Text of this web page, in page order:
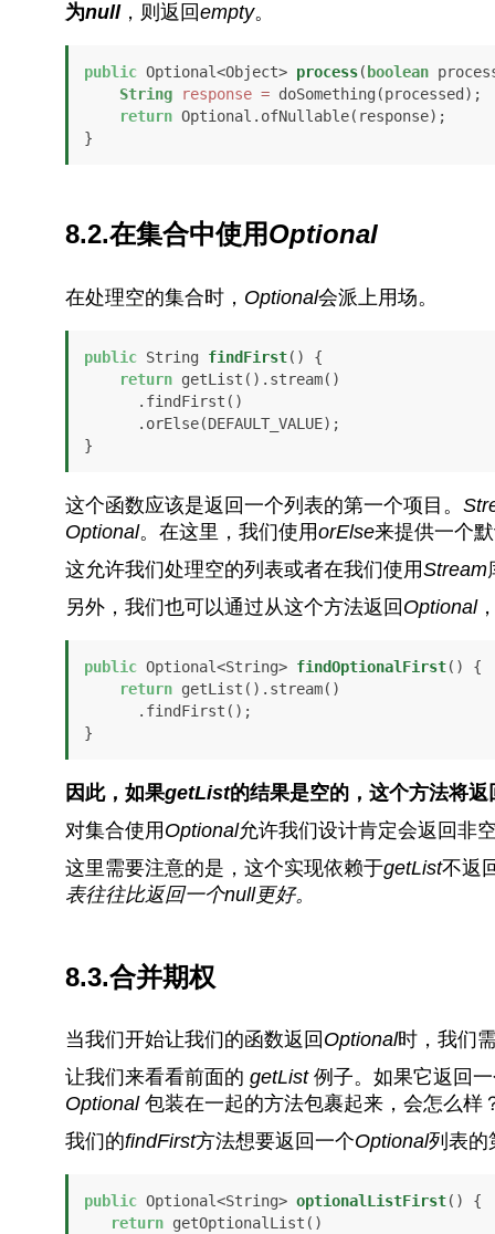
为null，则返回empty。
public Optional<Object> process( boolean
String
response = doSomething(processed);
return Optional.ofNullable(response);
}
8.2.在集合中使用Optional
在处理空的集合时， Optional会派上用场。
public String findFirst()
{
return getList().stream()
}
这个函数应该是返回一个列表的第一个项目。
Optional。在这里，我们使用orElse来提供一个
这允许我们处理空的列表或者在我们使用Stream
另外，我们也可以通过从这个方法返回 Optional
public Optional<String> findOptionalFirst()
{
return getList().stream()
}
因此，如果getList的结果是空的，这个方法将返
对集合使用 Optional允许我们设计肯定会返回非
这里需要注意的是，这个实现依赖于getList不返
表往往比返回一个null更好。
8.3.合并期权
当我们开始让我们的函数返回 Optional时，我们
让我们来看看前面的 getList例子。如果它返回
Optional包装在一起的方法包裹起来，会怎么样
我们的findFirst方法想要返回一个Optional列表的
public Optional<String> optionalListFirst()
{
return getOptionalList()